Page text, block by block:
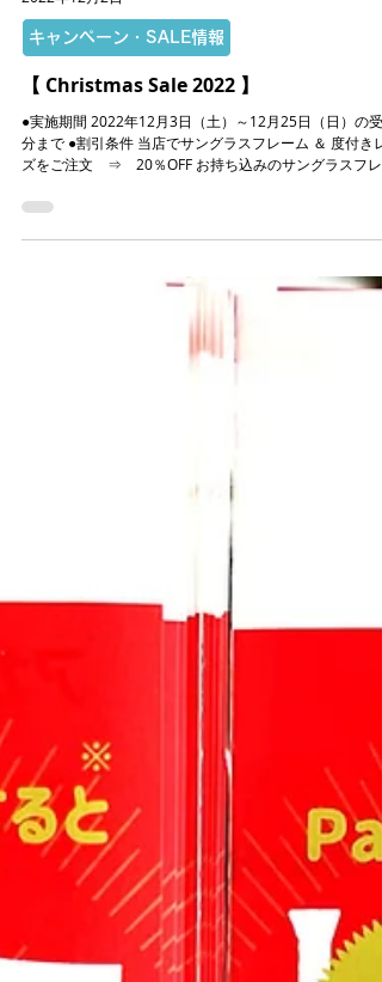
2022年12月2日
キャンペーン・SALE情報
【 Christmas Sale 2022 】
●実施期間 2022年12月3日（土）～12月25日（日）の受
ズをご注文 ⇒ 20％OFF お持ち込みのサングラスフレ